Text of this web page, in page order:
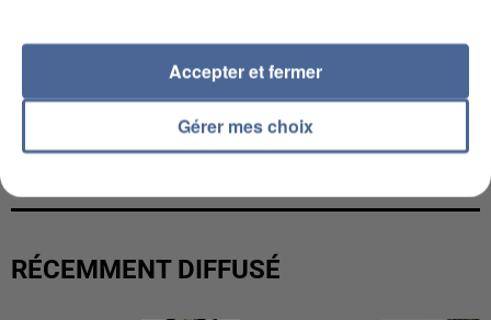
L’UN DES FONDATEURS SUPPOSÉS DE LA DZ
MAFIA INTERPELLÉ EN ALGÉRIE
RÉCEMMENT DIFFUSÉ
Gérer mes choix
Accepter et fermer